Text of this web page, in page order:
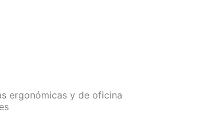
ergonómicas y de oficina